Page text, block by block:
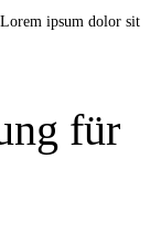
ipsum dolor sit
für